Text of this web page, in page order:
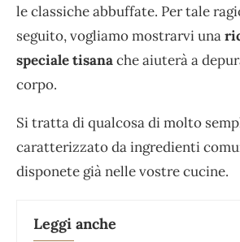
le classiche abbuffate. Per tale
seguito, vogliamo mostrarvi una
speciale tisanache aiuterà a
corpo.
Si tratta di qualcosa di molto
caratterizzato da ingredienti
disponete già nelle vostre cucine.
Leggi anche